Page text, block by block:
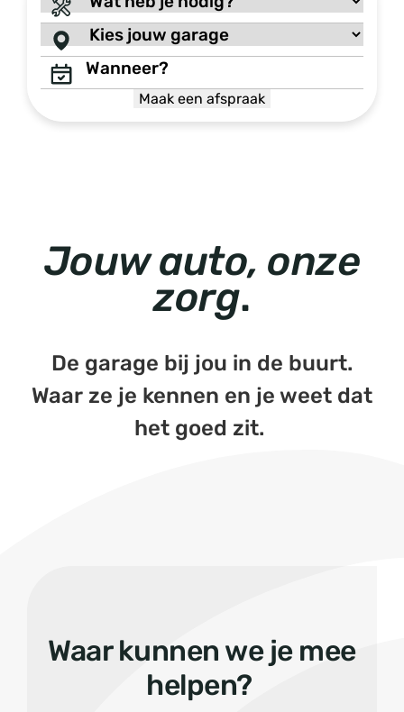
heb
je
nodig?
Kies
jouw
garage
Wanneer?
MM
DD
Jouw auto, onze
zorg.
De garage bij jou in de buurt.
Waar ze je kennen en je weet dat
het goed zit.
Waar kunnen we je mee
helpen?